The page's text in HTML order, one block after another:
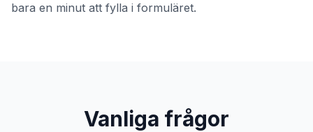
bara en minut att fylla i formuläret.
Vanliga frågor